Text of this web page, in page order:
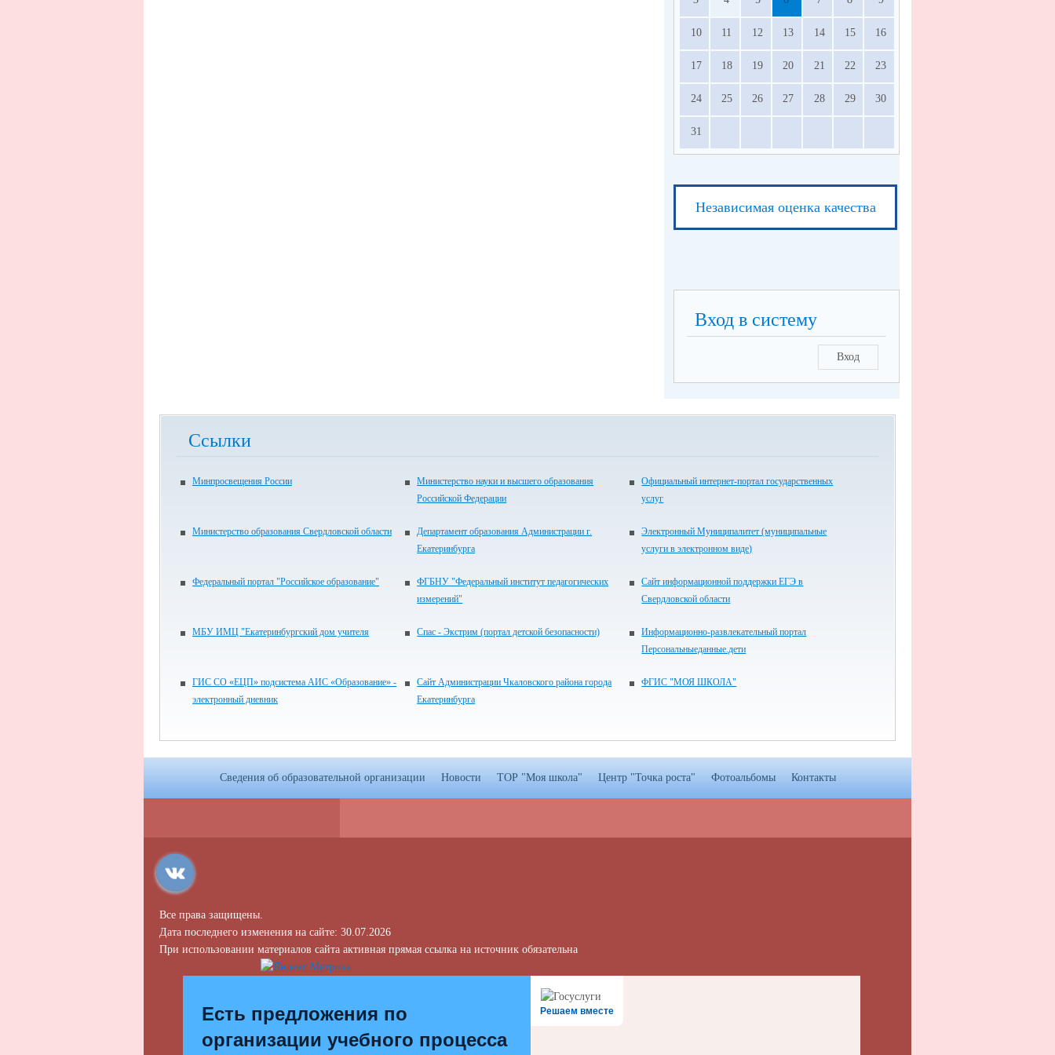
10 11 12 13 14 15 16
17 18 19 20 21 22 23
24 25 26 27 28 29 30
31
Независимая оценка качества
Вход в систему
Вход
Ссылки
Минпросвещения России
Министерство науки и высшего образования
Российской Федерации
Официальный интернет-портал государственных
услуг
Министерство образования Свердловской области
Департамент образования Администрации г.
Екатеринбурга
Электронный Муниципалитет (муниципальные
услуги в электронном виде)
Федеральный портал "Российское образование"
ФГБНУ "Федеральный институт педагогических
измерений"
Сайт информационной поддержки ЕГЭ в
Свердловской области
МБУ ИМЦ "Екатеринбургский дом учителя Спас - Экстрим (портал детской безопасности)
Информационно-развлекательный портал
Персональныеданные.дети
ГИС СО «ЕЦП» подсистема АИС «Образование» -
электронный дневник
Сайт Администрации Чкаловского района города
Екатеринбурга
ФГИС "МОЯ ШКОЛА"
Сведения об образовательной организации Новости ТОР "Моя школа" Центр "Точка роста" Фотоальбомы Контакты
Все права защищены.
Дата последнего изменения на сайте: 30.07.2026
При использовании материалов сайта активная прямая ссылка на источник обязательна
Решаем вместе
Есть предложения по
организации учебного процесса